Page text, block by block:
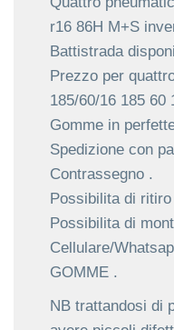
r16 86H M+S
Battistrada
Prezzo per
185/60/16 185 60
Gomme in
Spedizione con
Contrassegno .
Possibilita di
Possibilita di
Cellulare/
GOMME .
NB trattandosi di